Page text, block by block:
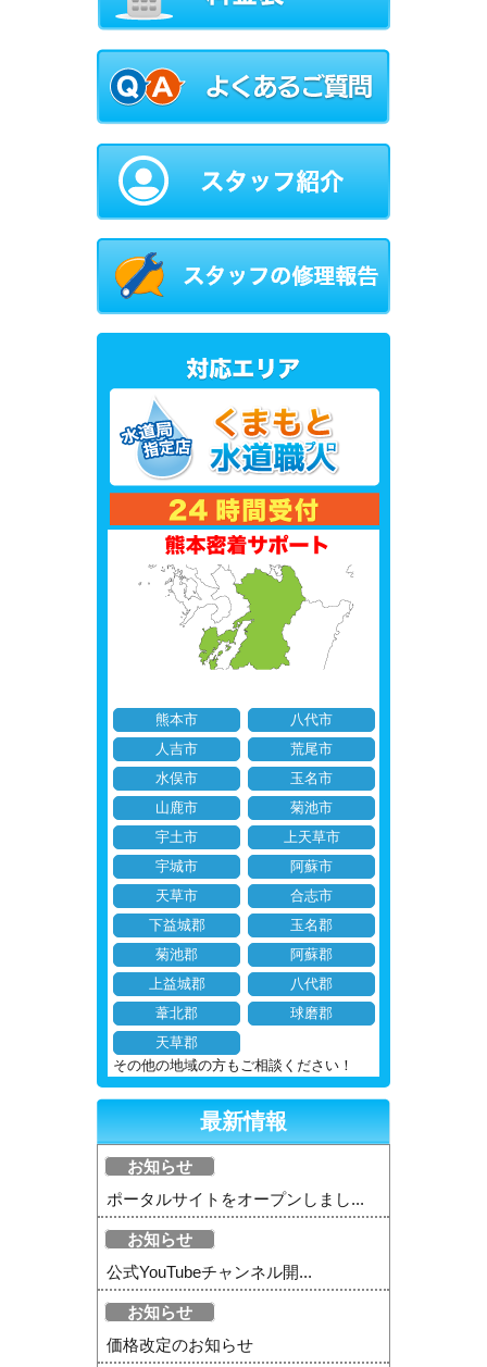
熊本市
八代市
人吉市
荒尾市
水俣市
玉名市
山鹿市
菊池市
宇土市
上天草市
宇城市
阿蘇市
天草市
合志市
下益城郡
玉名郡
菊池郡
阿蘇郡
上益城郡
八代郡
葦北郡
球磨郡
天草郡
その他の地域の方もご相談ください！
最新情報
お知らせ
ポータルサイトをオープンしまし...
お知らせ
公式YouTubeチャンネル開...
お知らせ
価格改定のお知らせ